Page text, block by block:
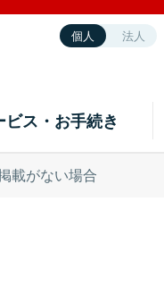
個人 法人
ビス・お手続き
載がない場合